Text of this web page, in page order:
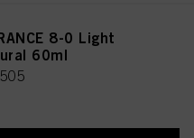
8-0 Light
60ml